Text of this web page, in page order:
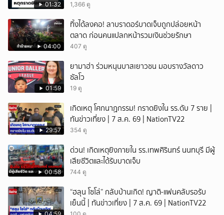
01:32 1,366 ดู
04:00
ทิ้งได้ลงคอ! ลาบราดอร์บาดเจ็บถูกปล่อยหน้า
ตลาด ก่อนคนแปลกหน้ารวมเงินช่วยรักษา
407 ดู
01:59
ยามาฮ่า ร่วมหนุนบาสเยาวชน มอบรางวัลดาว
ซัลโว
19 ดู
29:57
เกิดเหตุ โศกนาฏกรรม! กราดยิงใน รร.ดับ 7 ราย |
ทันข่าวเที่ยง | 7 ส.ค. 69 | NationTV22
354 ดู
00:58
ด่วน! เกิดเหตุยิงภายใน รร.เทพศิรินทร์ นนทบุรี มีผู้
เสียชีวิตและได้รับบาดเจ็บ
744 ดู
“ฮลุน โซโล่” กลับบ้านเกิด! ญาติ-แฟนคลับรอรับ
เย็นนี้ | ทันข่าวเที่ยง | 7 ส.ค. 69 | NationTV22